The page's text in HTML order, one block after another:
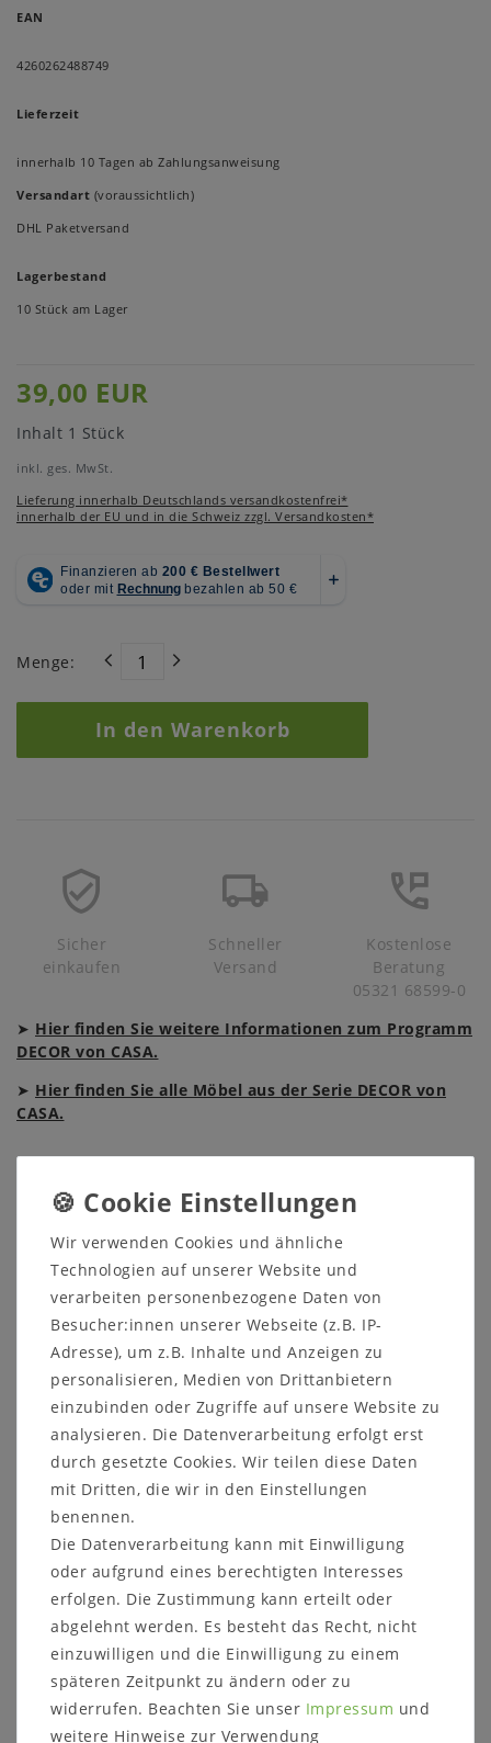
EAN
4260262488749
Lieferzeit
innerhalb 10 Tagen ab Zahlungsanweisung
Versandart (voraussichtlich)
DHL Paketversand
Lagerbestand
10 Stück am Lager
39,00 EUR
Inhalt 1 Stück
inkl. ges. MwSt.
Lieferung innerhalb Deutschlands versandkostenfrei*
innerhalb der EU und in die Schweiz zzgl. Versandkosten*
Menge:
In den Warenkorb
Sicher
einkaufen
Schneller
Versand
Kostenlose
Beratung
05321 68599-0
➤ Hier finden Sie weitere Informationen zum Programm
DECOR von CASA.
➤ Hier finden Sie alle Möbel aus der Serie DECOR von
CASA.
Beschreibung
Produktsicherheit
Produktbewertung
Zeitschriftenständer
Fichtenholz Kirschfarben
lackiert
Zeitungsständer Kirschbaumfarben
lackiert
Dieses Möbelstück aus Massivholz ist nicht nur
ein praktischer Helfer zum Aufbewahren von
Zeitungen und Zeitschriften, sondern auch ein
dekoratives Accessoire für Wohnzimmer,
Esszimmer oder Diele. Der Zeitschriftenhalter
ist aus massivem Fichtenholz gefertigt
Wir verwenden Cookies und ähnliche
Technologien auf unserer Website und
verarbeiten personenbezogene Daten von
Besucher:innen unserer Webseite (z.B. IP-
Adresse), um z.B. Inhalte und Anzeigen zu
personalisieren, Medien von Drittanbietern
einzubinden oder Zugriffe auf unsere Website zu
analysieren. Die Datenverarbeitung erfolgt erst
durch gesetzte Cookies. Wir teilen diese Daten
mit Dritten, die wir in den Einstellungen
benennen.
Die Datenverarbeitung kann mit Einwilligung
oder aufgrund eines berechtigten Interesses
erfolgen. Die Zustimmung kann erteilt oder
abgelehnt werden. Es besteht das Recht, nicht
einzuwilligen und die Einwilligung zu einem
späteren Zeitpunkt zu ändern oder zu
widerrufen. Beachten Sie unser Impressum und
weitere Hinweise zur Verwendung